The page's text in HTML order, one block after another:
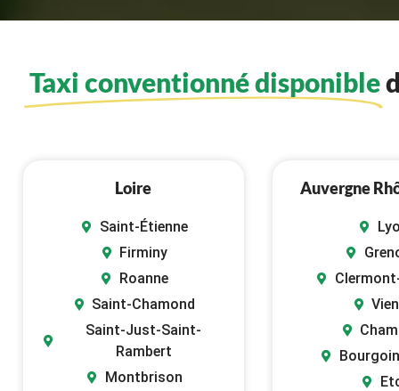
Taxi conventionné disponible
Loire
Saint-Étienne
Firminy
Roanne
Saint-Chamond
Saint-Just-Saint-
Rambert
Montbrison
Auvergne